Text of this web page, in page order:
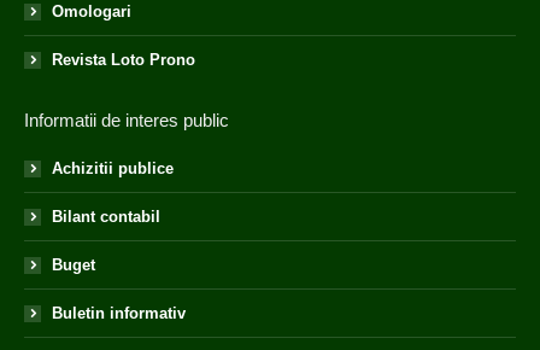
Omologari
Revista Loto Prono
Informatii de interes public
Achizitii publice
Bilant contabil
Buget
Buletin informativ